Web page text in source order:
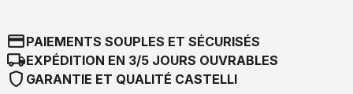
credit_cardPAIEMENTS SOUPLES ET SÉCURISÉS
local_shippingEXPÉDITION EN 3/5 JOURS OUVRABLES
shield GARANTIE ET QUALITÉ CASTELLI